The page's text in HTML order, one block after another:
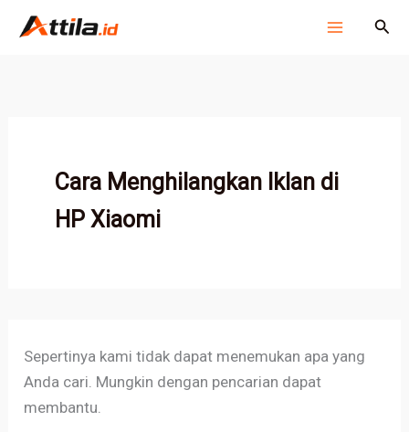
Lewati
Cari
Cara Menghilangkan Iklan di
HP Xiaomi
Sepertinya kami tidak dapat menemukan apa yang
Anda cari. Mungkin dengan pencarian dapat
membantu.
untuk: